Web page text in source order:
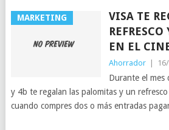
MARKETING
VISA TE
EN EL
Ahorrador
Durante el mes
y 4b te regalan las palomitas y un
cuando compres dos o más entradas